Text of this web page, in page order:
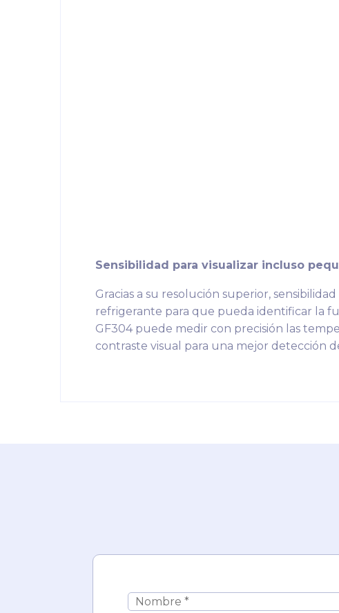
Sensibilidad para visualizar incluso
Gracias a su resolución superior,
refrigerante para que pueda identificar la
GF304 puede medir con precisión las
contraste visual para una mejor detección